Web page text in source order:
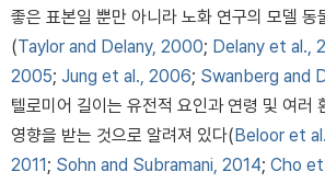
좋은 표본일 뿐만 아니라 노화 연구의 모델 동
(Taylor and Delany, 2000; Delany et al.,
2005; Jung et al., 2006; Swanberg and
텔로미어 길이는 유전적 요인과 연령 및 여러
영향을 받는 것으로 알려져 있다(Beloor et
2011; Sohn and Subramani, 2014; Cho